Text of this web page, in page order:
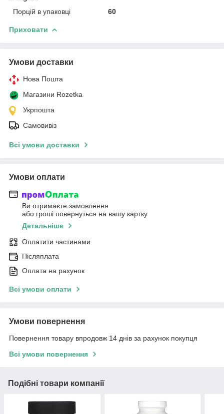
Порцій в упаковці
60
Приховати
Умови доставки
Нова Пошта
Магазини Rozetka
Укрпошта
Самовивіз
Всі умови доставки
Умови оплати
Ви отримаєте замовлення
або гроші повернуться на вашу картку
Детальніше
Оплатити частинами
Післяплата
Оплата на рахунок
Всі умови оплати
Умови повернення
Повернення товару впродовж 14 днів за рахунок покупця
Всі умови повернення
Подібні товари компанії